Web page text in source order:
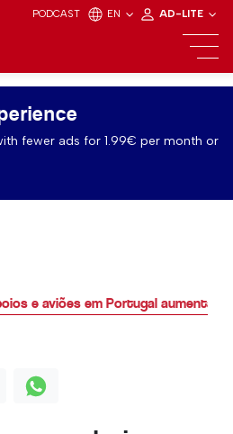
PODCAST EN AD-LITE
fewer ads for 1.99€ per month or
e aviões em Portugal aumentam